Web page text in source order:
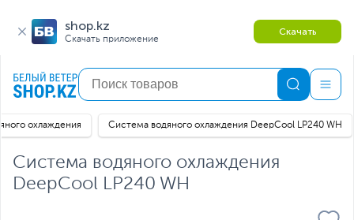
shop.kz
Скачать приложение
Скачать
охлаждения Система водяного охлаждения DeepCool LP240 WH
Система водяного охлаждения
DeepCool LP240 WH